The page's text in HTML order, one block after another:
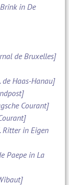
in De
de Bruxelles]
de Haas-Hanau]
Courant]
Ritter in Eigen
Paepe in La